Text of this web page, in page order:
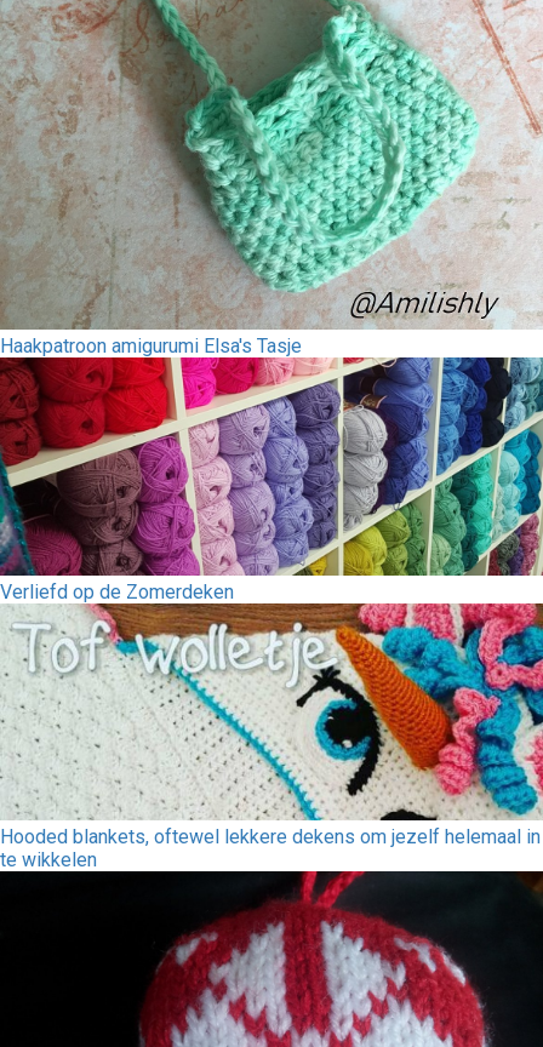
Haakpatroon amigurumi Elsa's Tasje
Verliefd op de Zomerdeken
Hooded blankets, oftewel lekkere dekens om jezelf helemaal in
te wikkelen